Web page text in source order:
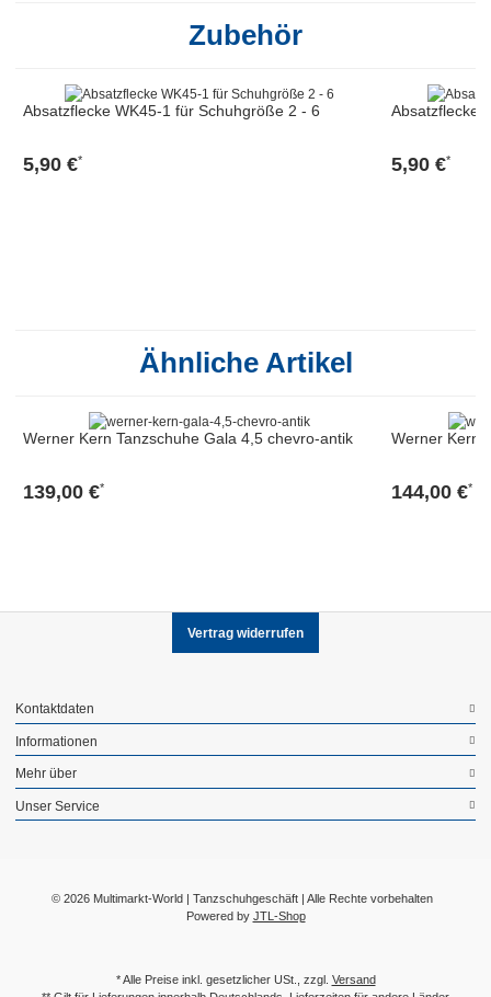
Zubehör
Absatzflecke WK45-1 für Schuhgröße 2 - 6
5,90 €*
Absatzflecke
5,90 €*
Ähnliche Artikel
Werner Kern Tanzschuhe Gala 4,5 chevro-antik
139,00 €*
Werner Kern
144,00 €*
Vertrag widerrufen
Kontaktdaten
Informationen
Mehr über
Unser Service
© 2026 Multimarkt-World | Tanzschuhgeschäft | Alle Rechte vorbehalten
Powered by JTL-Shop
* Alle Preise inkl. gesetzlicher USt., zzgl. Versand